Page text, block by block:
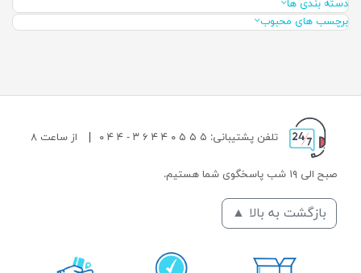
دسته بندی ها
برچسب های محبوب
تلفن پشتیبانی: ۵ ۵ ۵ ۰ ۴ ۴ ۶ ۳ - ۴ ۴ ۰ از ساعت ۸
صبح الی ۱۹ شب پاسخگوی شما هستیم.
بازگشت به بالا ▲